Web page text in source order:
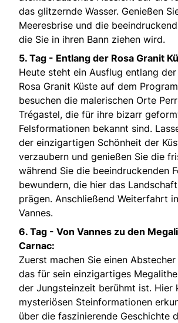
das glitzernde Wasser. Genießen
Meeresbrise und die
die Sie in ihren Bann ziehen wird.
5. Tag - Entlang der Rosa Granit
Heute steht ein Ausflug entlang
Rosa Granit Küste auf dem
besuchen die malerischen Orte
Trégastel, die für ihre bizarr
Felsformationen bekannt sind.
der einzigartigen Schönheit der
verzaubern und genießen Sie die
während Sie die beeindruckenden
bewundern, die hier das
prägen. Anschließend Weiterfahrt
Vannes.
6. Tag - Von Vannes zu den
Carnac:
Zuerst machen Sie einen
das für sein einzigartiges
der Jungsteinzeit berühmt ist. Hier
mysteriösen Steinformationen
über die faszinierende Geschichte